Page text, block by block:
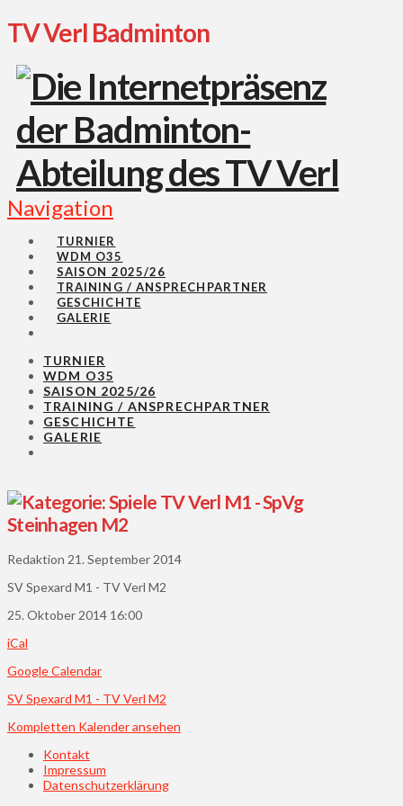
TV Verl Badminton
Navigation
TURNIER
WDM O35
SAISON 2025/26
TRAINING / ANSPRECHPARTNER
GESCHICHTE
GALERIE
TURNIER
WDM O35
SAISON 2025/26
TRAINING / ANSPRECHPARTNER
GESCHICHTE
GALERIE
TV Verl M1 - SpVg
Steinhagen M2
Redaktion 21. September 2014
SV Spexard M1 - TV Verl M2
25. Oktober 2014 16:00
iCal
Google Calendar
SV Spexard M1 - TV Verl M2
Kompletten Kalender ansehen
Kontakt
Impressum
Datenschutzerklärung